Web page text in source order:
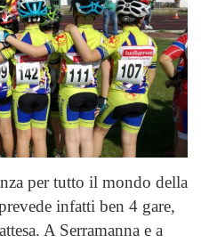
per tutto il mondo della
infatti ben 4 gare,
A Serramanna e a